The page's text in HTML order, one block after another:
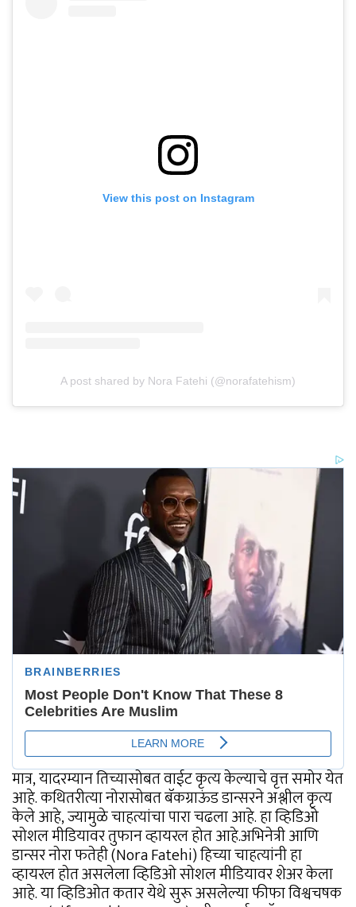
View this post on Instagram
A post shared by Nora Fatehi (@norafatehism)
मात्र, यादरम्यान तिच्यासोबत वाईट कृत्य केल्याचे वृत्त समोर येत
आहे. कथितरीत्या नोरासोबत बॅकग्राऊंड डान्सरने अश्लील कृत्य
केले आहे, ज्यामुळे चाहत्यांचा पारा चढला आहे. हा व्हिडिओ
सोशल मीडियावर तुफान व्हायरल होत आहे.अभिनेत्री आणि
डान्सर नोरा फतेही (Nora Fatehi) हिच्या चाहत्यांनी हा
व्हायरल होत असलेला व्हिडिओ सोशल मीडियावर शेअर केला
आहे. या व्हिडिओत कतार येथे सुरू असलेल्या फीफा विश्वचषक